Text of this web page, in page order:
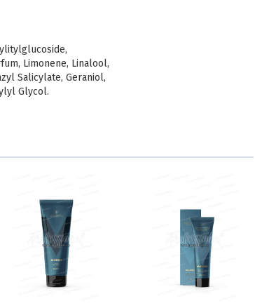
Limonene, Linalool,
Salicylate, Geraniol,
Glycol.